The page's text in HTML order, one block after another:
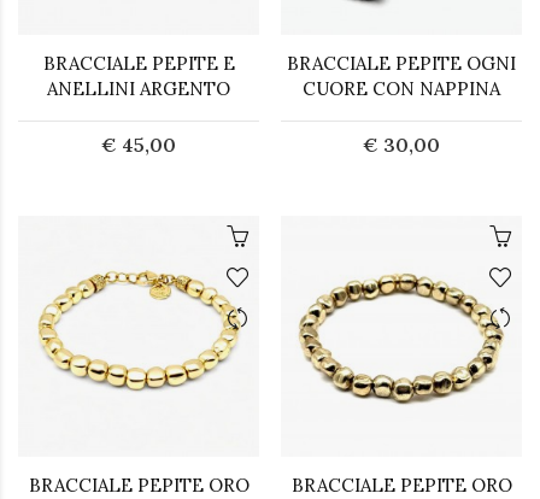
BRACCIALE PEPITE E
ANELLINI ARGENTO
€ 45,00
BRACCIALE PEPITE OGNI
CUORE CON NAPPINA
€ 30,00
BRACCIALE PEPITE ORO BRACCIALE PEPITE ORO